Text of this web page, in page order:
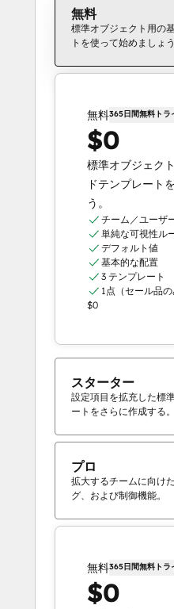
無料
標準オブジェクト用の
トを使って始めましょう
無料365日間無料トラ
$0
標準オブジェク
ドテンプレート
う。
チーム／ユーザ
単純な可視性ル
デフォルト値
基本的な配置
3 テンプレート
1点（セール品の
$0
スターター
設定項目を拡充した標
ートをさらに作成する。
プロ
拡大するチームに向け
グ、および制御機能。
無料365日間無料トラ
$0